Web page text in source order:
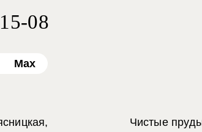
08
Max
Чистые